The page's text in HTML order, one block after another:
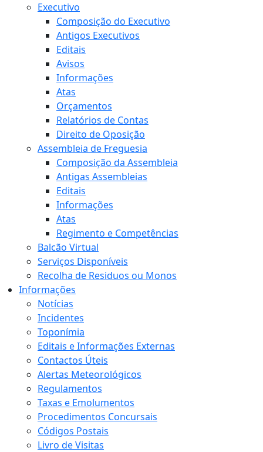
Executivo
Composição do Executivo
Antigos Executivos
Editais
Avisos
Informações
Atas
Orçamentos
Relatórios de Contas
Direito de Oposição
Assembleia de Freguesia
Composição da Assembleia
Antigas Assembleias
Editais
Informações
Atas
Regimento e Competências
Balcão Virtual
Serviços Disponíveis
Recolha de Residuos ou Monos
Informações
Notícias
Incidentes
Toponímia
Editais e Informações Externas
Contactos Úteis
Alertas Meteorológicos
Regulamentos
Taxas e Emolumentos
Procedimentos Concursais
Códigos Postais
Livro de Visitas